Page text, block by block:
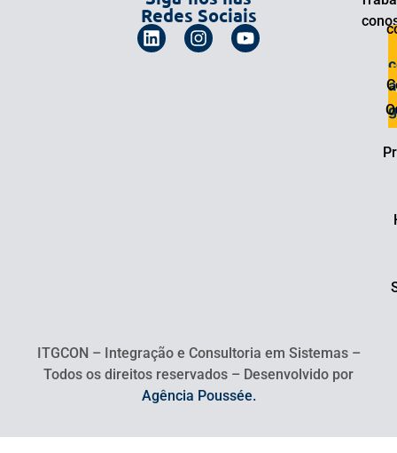
Redes Sociais
a
ITGCON – Integração e Consultoria em Sistemas –
Todos os direitos reservados – Desenvolvido por
Agência Poussée.